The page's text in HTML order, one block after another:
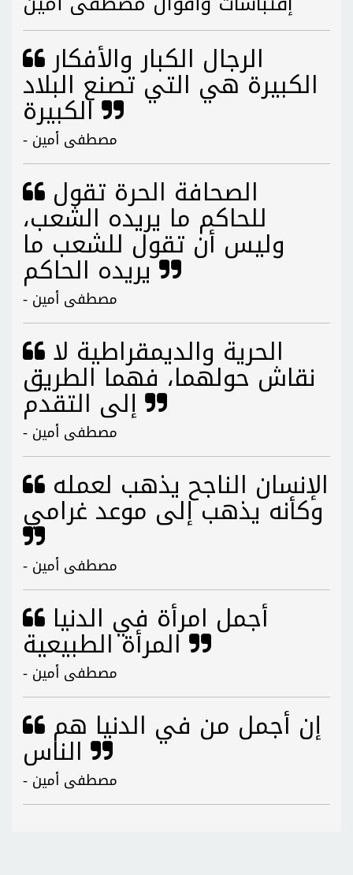
الرجال الكبار والأفكار
الكبيرة هي التي تصنع البلاد
الكبيرة
- مصطفى أمين
للحاكم ما يريده الشعب،
وليس أن تقول للشعب ما
يريده الحاكم
- مصطفى أمين
نقاش حولهما، فهما الطريق
- مصطفى أمين
وكأنه يذهب إلى موعد غرامي
- مصطفى أمين
المرأة الطبيعية
- مصطفى أمين
- مصطفى أمين